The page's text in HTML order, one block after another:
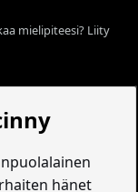
mielipiteesi? Liity
hänet